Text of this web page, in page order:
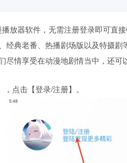
放器软件，无需注册登录即可直
经典老番、热播剧场版以及特摄
情享受在动漫地剧情当中，还可
点击【登录/注册】。